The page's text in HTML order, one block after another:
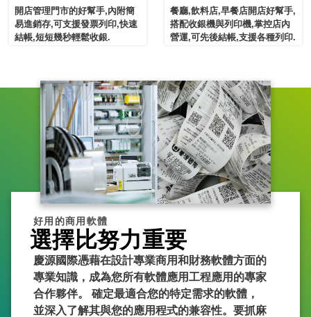
開店管理門市的好幫手,內附簡
易進銷存,可支援發票列印,快速
結帳,短短幾秒輕鬆收銀.
餐廳,飲料店,早餐店開店好幫手,
搭配收銀機與列印機,掌控店內
營運,可先後結帳,支援各種列印.
好用的商用軟體
選擇比努力重要
慶源國際憑藉在設計專業商用和財務軟體方面的
專業知識，成為您所有軟體應用工程應用的專家
合作夥伴。 確定最適合您的特定需求的軟體，
並深入了解其與您的應用程式的兼容性。要抓麻